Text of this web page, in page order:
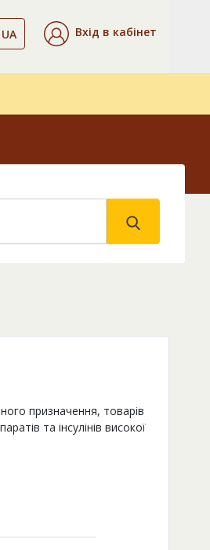
UA Вхід в кабінет
призначення, товарів
та інсулінів високої